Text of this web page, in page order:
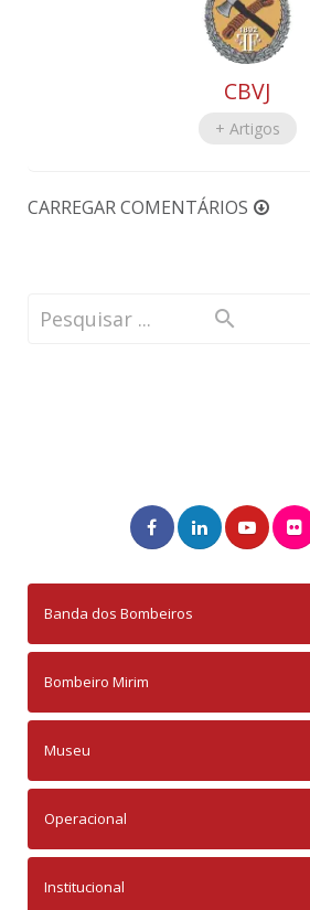
CBVJ
+ Artigos
CARREGAR COMENTÁRIOS
Banda dos Bombeiros
Bombeiro Mirim
Museu
Operacional
Institucional